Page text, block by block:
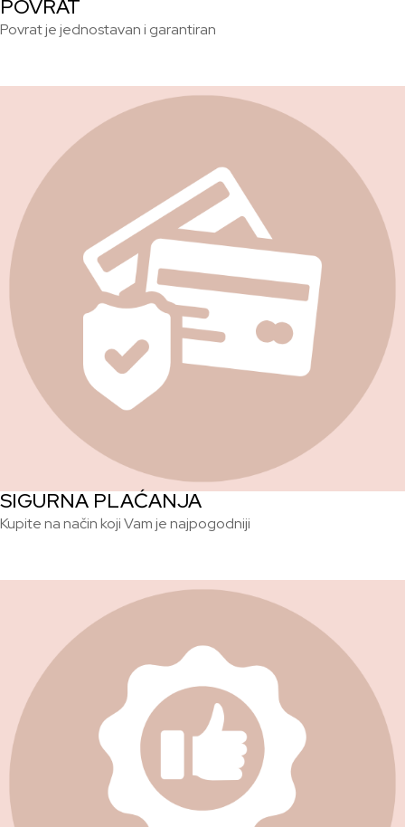
POVRAT
Povrat je jednostavan i garantiran
SIGURNA PLAĆANJA
Kupite na način koji Vam je najpogodniji